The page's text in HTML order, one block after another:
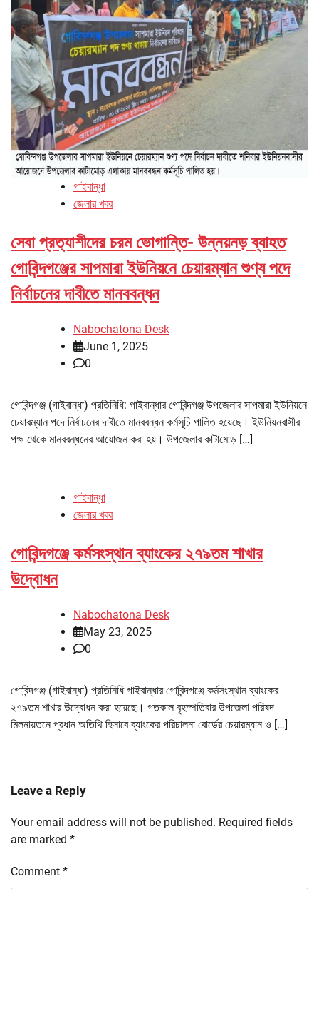
গাইবান্ধা
জেলার খবর
সেবা প্রত্যাশীদের চরম ভোগান্তি- উন্নয়নড় ব্যাহত
গোবিন্দগঞ্জের সাপমারা ইউনিয়নে চেয়ারম্যান শুণ্য পদে
নির্বাচনের দাবীতে মানববন্ধন
Nabochatona Desk
June 1, 2025
0
গোবিন্দগঞ্জ (গাইবান্ধা) প্রতিনিধি: গাইবান্ধার গোবিন্দগঞ্জ উপজেলার সাপমারা ইউনিয়নে
চেয়ারম্যান পদে নির্বাচনের দাবীতে মানববন্ধন কর্মসূচি পালিত হয়েছে। ইউনিয়নবাসীর
পক্ষ থেকে মানববন্ধনের আয়োজন করা হয়। উপজেলার কাটামোড় […]
গাইবান্ধা
জেলার খবর
গোবিন্দগঞ্জে কর্মসংস্থান ব্যাংকের ২৭৯তম শাখার
উদ্বোধন
Nabochatona Desk
May 23, 2025
0
গোবিন্দগঞ্জ (গাইবান্ধা) প্রতিনিধি গাইবান্ধার গোবিন্দগঞ্জে কর্মসংস্থান ব্যাংকের
২৭৯তম শাখার উদ্বোধন করা হয়েছে। গতকাল বৃহস্পতিবার উপজেলা পরিষদ
মিলনায়তনে প্রধান অতিথি হিসাবে ব্যাংকের পরিচালনা বোর্ডের চেয়ারম্যান ও […]
Leave a Reply
Your email address will not be published. Required fields
are marked *
Comment *